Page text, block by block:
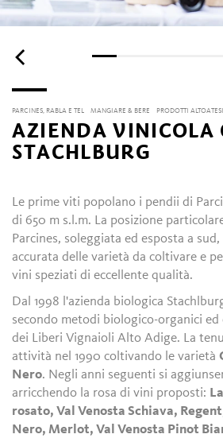
PARCINES, RABLA E TEL MANGIARE & BERE PRODOTTI
AZIENDA VINICOLA
STACHLBURG
Le prime viti popolano i pendii di
di 650 m s.l.m. La posizione
Parcines, soleggiata ed esposta a
accurata delle varietà da coltivare e
vini speziati di eccellente qualità.
Dal 1998 l'azienda biologica
secondo metodi biologico-organici ed
dei Liberi Vignaioli Alto Adige. La
attività nel 1990 coltivando le varietà
Nero. Negli anni seguenti si
arricchendo la rosa di vini proposti:
rosato, Val Venosta Schiava,
Nero, Merlot, Val Venosta Pinot